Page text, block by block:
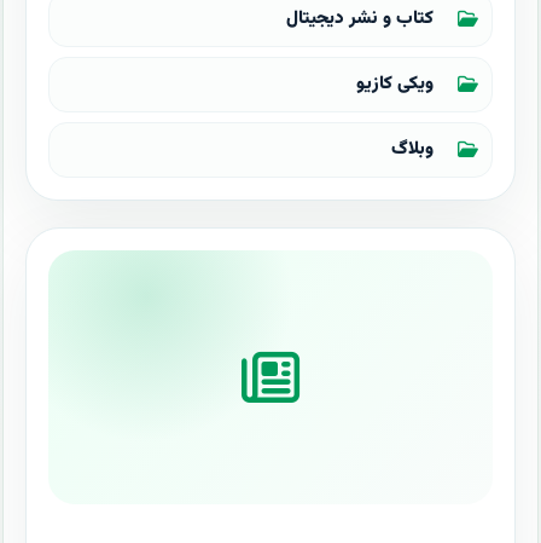
کتاب و نشر دیجیتال
ویکی کازیو
وبلاگ